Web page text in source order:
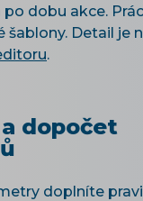
dobu akce.
šablony. Detail je
.
dopočet
doplníte